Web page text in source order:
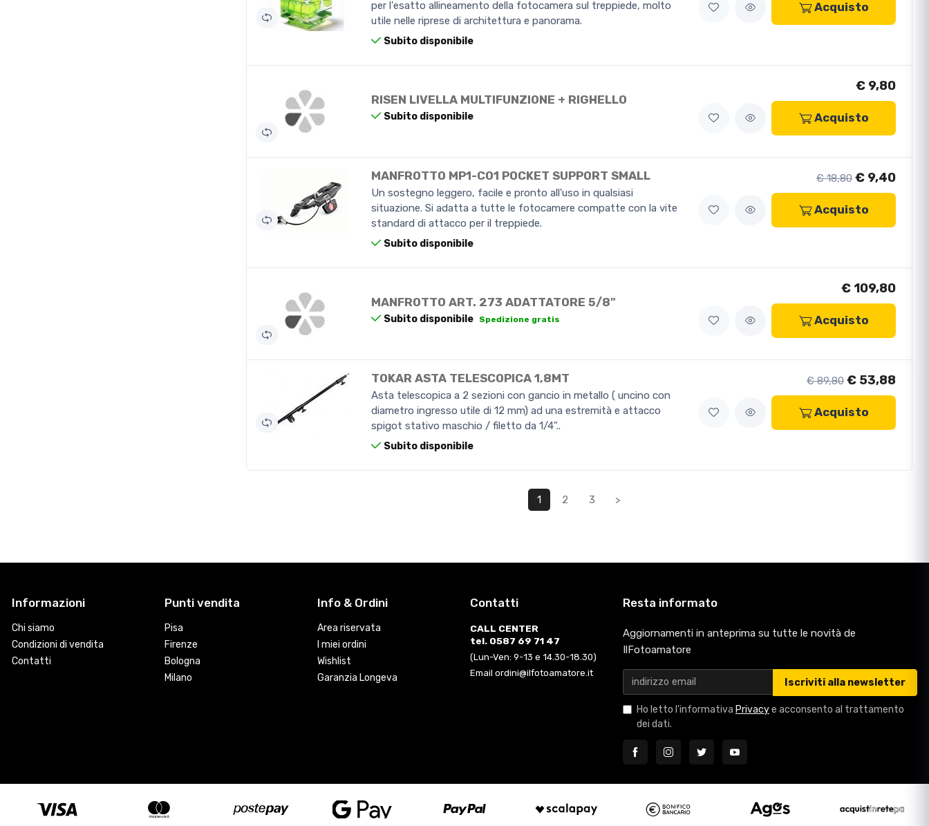
per l'esatto allineamento della fotocamera sul treppiede, molto
utile nelle riprese di architettura e panorama.
Subito disponibile
Acquisto
RISEN LIVELLA MULTIFUNZIONE + RIGHELLO
Subito disponibile
€ 9,80
Acquisto
MANFROTTO MP1-C01 POCKET SUPPORT SMALL
Un sostegno leggero, facile e pronto all'uso in qualsiasi
situazione. Si adatta a tutte le fotocamere compatte con la vite
standard di attacco per il treppiede.
Subito disponibile
€ 18,80 € 9,40
Acquisto
MANFROTTO ART. 273 ADATTATORE 5/8"
Subito disponibile Spedizione gratis
€ 109,80
Acquisto
TOKAR ASTA TELESCOPICA 1,8MT
Asta telescopica a 2 sezioni con gancio in metallo ( uncino con
diametro ingresso utile di 12 mm) ad una estremità e attacco
spigot stativo maschio / filetto da 1/4"..
Subito disponibile
€ 89,80 € 53,88
Acquisto
1 2 3 >
Informazioni
Chi siamo
Condizioni di vendita
Contatti
Punti vendita
Pisa
Firenze
Bologna
Milano
Info & Ordini
Area riservata
I miei ordini
Wishlist
Garanzia Longeva
Contatti
CALL CENTER
tel. 0587 69 71 47
(Lun-Ven: 9-13 e 14.30-18.30)
Email ordini@ilfotoamatore.it
Resta informato
Aggiornamenti in anteprima su tutte le novità de
IlFotoamatore
Iscriviti alla newsletter
Ho letto l'informativa Privacye acconsento al trattamento
dei dati.